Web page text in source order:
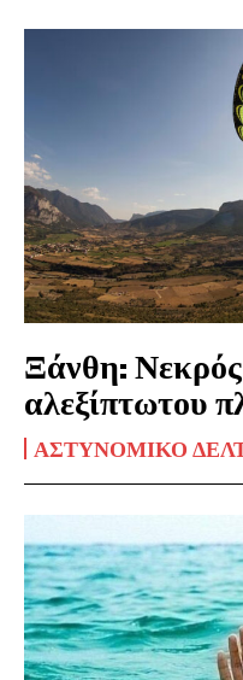
Ξάνθη: Νεκρός
αλεξίπτωτου
ΑΣΤΥΝΟΜΙΚΌ